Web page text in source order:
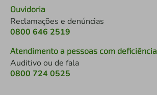
Ouvidoria
Reclamações e denúncias
0800 646 2519
Atendimento a pessoas com deficiência
Auditivo ou de fala
0800 724 0525